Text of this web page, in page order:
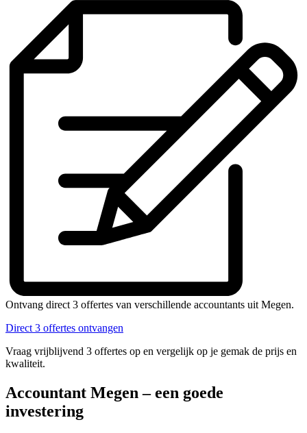
Ontvang direct 3 offertes van verschillende accountants uit Megen.
Direct 3 offertes ontvangen
Vraag vrijblijvend 3 offertes op en vergelijk op je gemak de prijs en
kwaliteit.
Accountant Megen – een goede
investering